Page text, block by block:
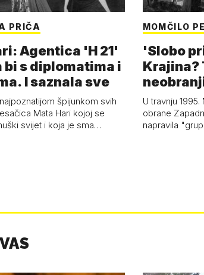
PRIČA
Agentica 'H 21'
bi s diplomatima i
I saznala sve
špijunkom svih
Mata Hari kojoj se
svijet i koja je sma…
MOMČILO
'Slobo
Krajina?
zvao
U travnju
obrane
napravila